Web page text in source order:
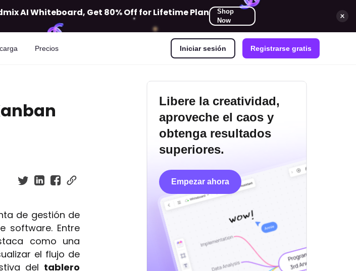
AI Whiteboard, Get 80% Off for Lifetime Plan
Shop
Now
Precios Iniciar sesión Registrarse gratis
de gestión de
software. Entre
como una
el flujo de
del tablero
Libere la creatividad,
aproveche el caos y
obtenga resultados
superiores.
Empezar ahora